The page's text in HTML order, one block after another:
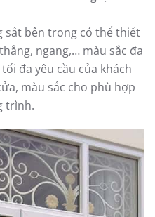
sắt bên trong có thể thiết
ngang,… màu sắc đa
đa yêu cầu của khách
màu sắc cho phù hợp
trình.